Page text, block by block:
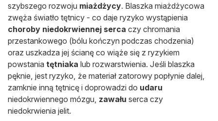
szybszego rozwoju miażdżycy. Blaszka miażdżycowa
zwęża światło tętnicy - co daje ryzyko wystąpienia
choroby niedokrwiennej serca czy chromania
przestankowego (bólu kończyn podczas chodzenia)
oraz uszkadza jej ścianę co wiąże się z ryzykiem
powstania tętniaka lub rozwarstwienia. Jeśli blaszka
pęknie, jest ryzyko, że materiał zatorowy popłynie dalej,
zamknie inną tętnicę i doprowadzi do udaru
niedokrwiennego mózgu, zawału serca czy
niedokrwienia jelit.